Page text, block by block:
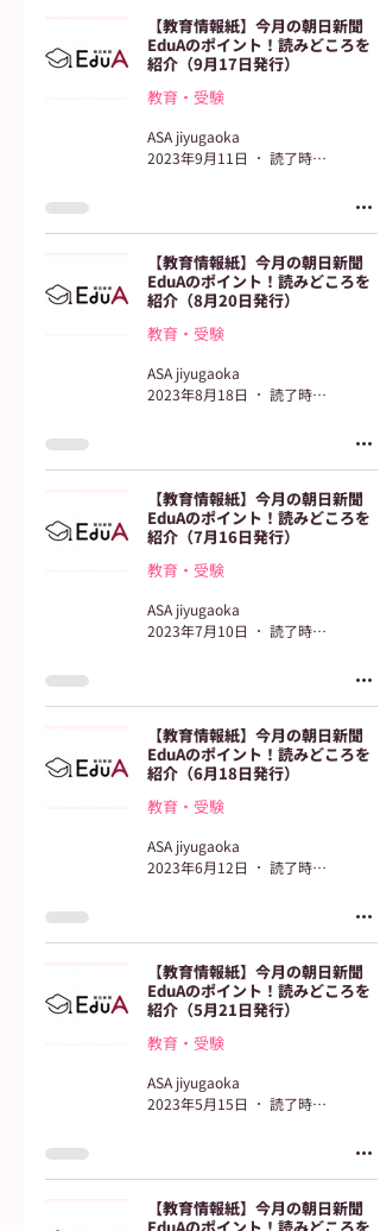
【教育情報紙】今月の朝日新聞
EduAのポイント！読みどころを
紹介（9月17日発行）
教育・受験
ASA jiyugaoka
2023年9月11日
読了時間: 2分
【教育情報紙】今月の朝日新聞
EduAのポイント！読みどころを
紹介（8月20日発行）
教育・受験
ASA jiyugaoka
2023年8月18日
読了時間: 2分
【教育情報紙】今月の朝日新聞
EduAのポイント！読みどころを
紹介（7月16日発行）
教育・受験
ASA jiyugaoka
2023年7月10日
読了時間: 2分
【教育情報紙】今月の朝日新聞
EduAのポイント！読みどころを
紹介（6月18日発行）
教育・受験
ASA jiyugaoka
2023年6月12日
読了時間: 2分
【教育情報紙】今月の朝日新聞
EduAのポイント！読みどころを
紹介（5月21日発行）
教育・受験
ASA jiyugaoka
2023年5月15日
読了時間: 2分
【教育情報紙】今月の朝日新聞